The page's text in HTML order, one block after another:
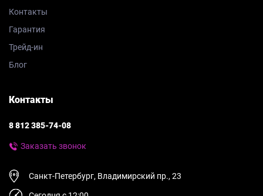
Контакты
Гарантия
Трейд-ин
Блог
Контакты
8 812 385-74-08
Заказать звонок
Санкт-Петербург, Владимирский пр., 23